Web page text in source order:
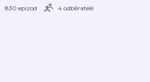
830 epizod
4 odběratelé